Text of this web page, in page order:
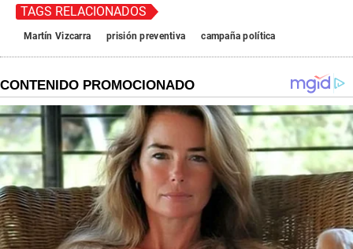
TAGS RELACIONADOS
Martín Vizcarra prisión preventiva campaña política